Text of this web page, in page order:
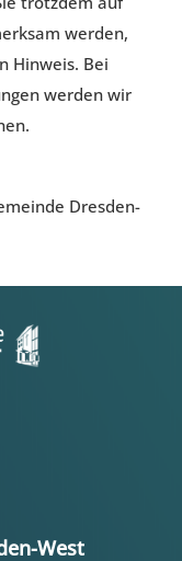
werden,
Hinweis. Bei
werden wir
Dresden-
West